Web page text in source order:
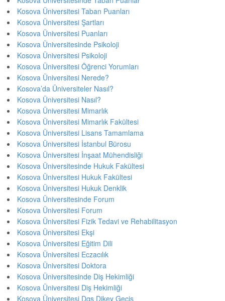
Kosova Üniversitesi Taban Puanları
Kosova Üniversitesi Şartları
Kosova Üniversitesi Puanları
Kosova Üniversitesinde Psikoloji
Kosova Üniversitesi Psikoloji
Kosova Üniversitesi Öğrenci Yorumları
Kosova Üniversitesi Nerede?
Kosova’da Üniversiteler Nasıl?
Kosova Üniversitesi Nasıl?
Kosova Üniversitesi Mimarlık
Kosova Üniversitesi Mimarlık Fakültesi
Kosova Üniversitesi Lisans Tamamlama
Kosova Üniversitesi İstanbul Bürosu
Kosova Üniversitesi İnşaat Mühendisliği
Kosova Üniversitesinde Hukuk Fakültesi
Kosova Üniversitesi Hukuk Fakültesi
Kosova Üniversitesi Hukuk Denklik
Kosova Üniversitesinde Forum
Kosova Üniversitesi Forum
Kosova Üniversitesi Fizik Tedavi ve Rehabilitasyon
Kosova Üniversitesi Ekşi
Kosova Üniversitesi Eğitim Dili
Kosova Üniversitesi Eczacılık
Kosova Üniversitesi Doktora
Kosova Üniversitesinde Diş Hekimliği
Kosova Üniversitesi Diş Hekimliği
Kosova Üniversitesi Dgs Dikey Geçiş